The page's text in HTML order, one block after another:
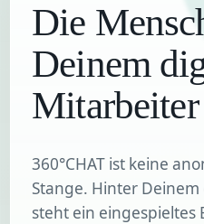
Die
Deinem
Mitarbeiter
360°CHAT ist keine
Stange. Hinter
steht ein eingespieltes